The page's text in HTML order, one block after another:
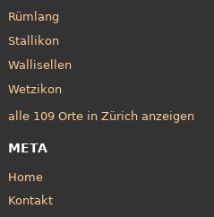
Rümlang
Stallikon
Wallisellen
Wetzikon
alle 109 Orte in Zürich anzeigen
META
Home
Kontakt